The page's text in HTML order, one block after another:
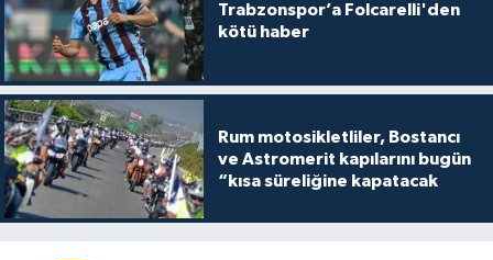
Trabzonspor’a Folcarelli'den
kötü haber
Rum motosikletliler, Bostancı
ve Astromerit kapılarını bugün
“kısa süreliğine kapatacak